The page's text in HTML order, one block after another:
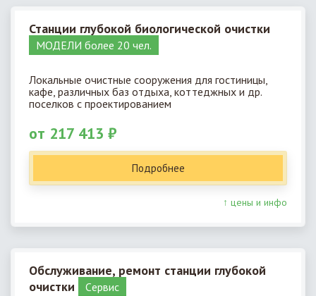
Станции глубокой биологической очистки
МОДЕЛИ более 20 чел.
Локальные очистные сооружения для гостиницы,
кафе, различных баз отдыха, коттеджных и др.
поселков с проектированием
от 217 413 ₽
Подробнее
↑ цены и инфо
Обслуживание, ремонт станции глубокой
очистки
Cервис